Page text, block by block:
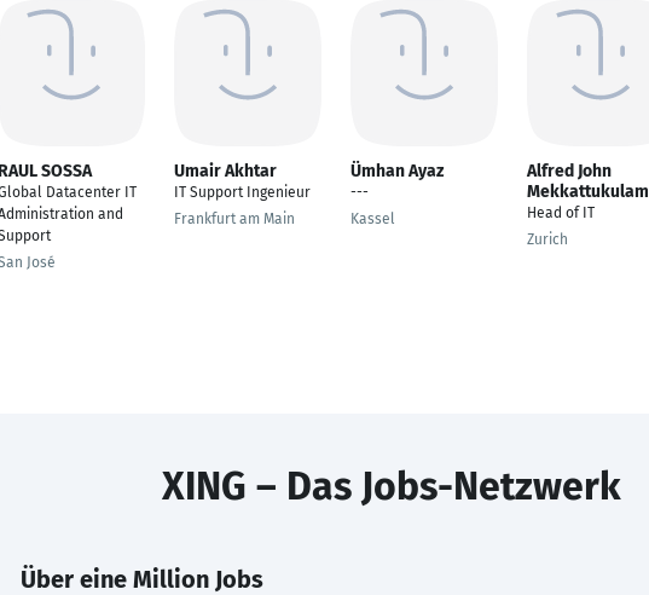
RAUL SOSSA
Datacenter IT
and
José
Umair Akhtar
IT Support Ingenieur
Frankfurt am Main
Ümhan Ayaz
---
Kassel
Alfred John
Mekkattukulam
Head of IT
Zurich
XING – Das Jobs-Netzwerk
Über eine Million Jobs